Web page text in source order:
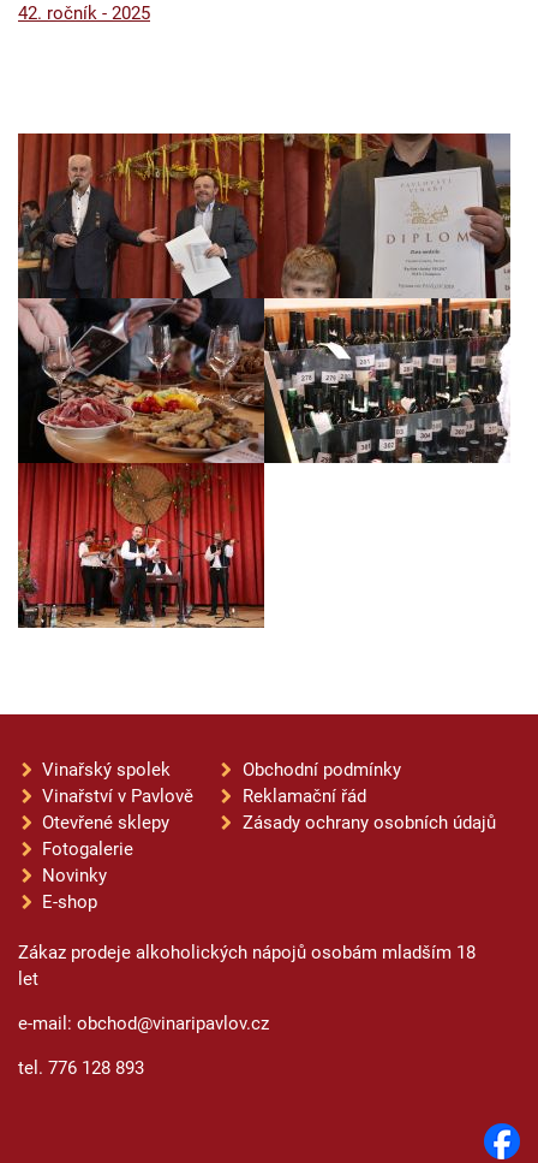
42. ročník - 2025
Vinařský spolek
Vinařství v Pavlově
Otevřené sklepy
Fotogalerie
Novinky
E-shop
Obchodní podmínky
Reklamační řád
Zásady ochrany osobních údajů
Zákaz prodeje alkoholických nápojů osobám mladším 18
let
e-mail: obchod@vinaripavlov.cz
tel. 776 128 893